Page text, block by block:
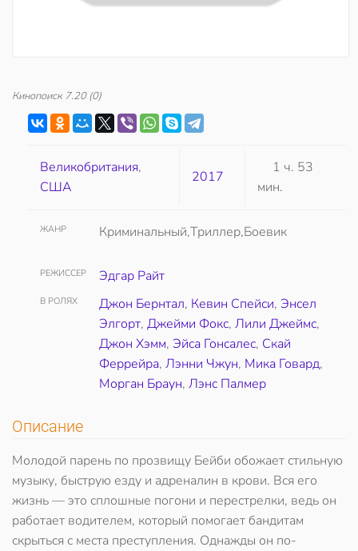
Кинопоиск 7.20(0)
Великобритания,
США
2017
1 ч. 53
мин.
ЖАНР Криминальный,Триллер,Боевик
РЕЖИССЕР Эдгар Райт
В РОЛЯХ Джон Бернтал, Кевин Спейси, Энсел
Элгорт, Джейми Фокс, Лили Джеймс,
Джон Хэмм, Эйса Гонсалес, Скай
Феррейра, Лэнни Чжун, Мика Говард,
Морган Браун, Лэнс Палмер
Описание
Молодой парень по прозвищу Бейби обожает стильную
музыку, быструю езду и адреналин в крови. Вся его
жизнь — это сплошные погони и перестрелки, ведь он
работает водителем, который помогает бандитам
скрыться с места преступления. Однажды он по-